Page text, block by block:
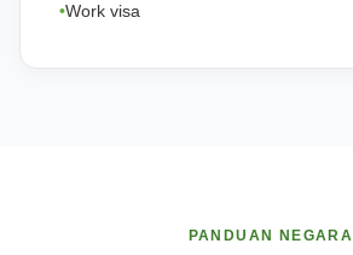
Work visa
PANDUAN NEGARA